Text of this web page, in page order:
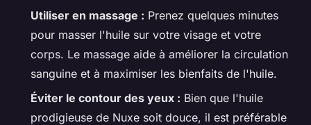
Utiliser en massage : Prenez quelques minutes
pour masser l'huile sur votre visage et votre
corps. Le massage aide à améliorer la circulation
sanguine et à maximiser les bienfaits de l'huile.
Éviter le contour des yeux : Bien que l'huile
prodigieuse de Nuxe soit douce, il est préférable